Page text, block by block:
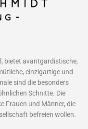
bietet avantgardistische,
einzigartige und
sind die besonders
Schnitte. Die
Frauen und Männer, die
befreien wollen.